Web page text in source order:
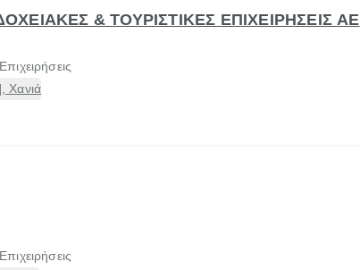
& ΤΟΥΡΙΣΤΙΚΕΣ ΕΠΙΧΕΙΡΗΣΕΙΣ ΑΕ
Χανιά